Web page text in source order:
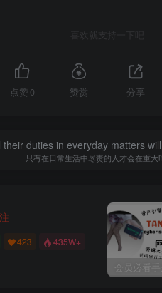
喜欢就支持一下吧
点赞 0 赞赏 分享
duties in everyday matters
只有在日常生活中尽责的人才会在重大
423 435W+